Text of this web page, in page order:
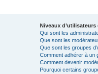
Niveaux d’utilisateurs
Qui sont les
Que sont les
Que sont les groupes
Comment adhérer à un
Comment devenir
Pourquoi certains